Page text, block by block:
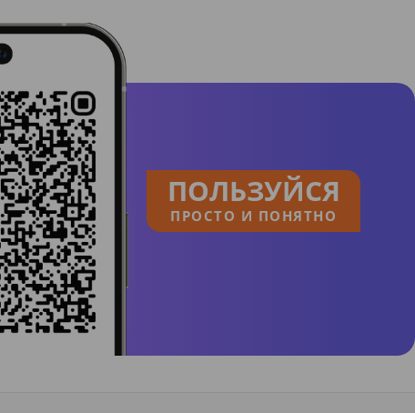
ПОЛЬЗУЙСЯ
ПРОСТО И ПОНЯТНО